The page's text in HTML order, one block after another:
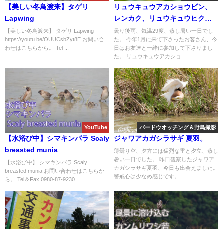
【美しい冬鳥渡来】タゲリ
Lapwing
【美しい冬鳥渡来】 タゲリ Lapwing
https://youtu.be/OUUCsbZyt8E お問い合
わせはこちらから。 Tel ...
リュウキュウアカショウビン、
レンカク、リュウキュウヒクイ
ナ、オオクイナ雄、タマシギ等
など盛り沢山のバードウオッチ
ング＆野鳥撮影ガイド!!
曇り後雨、気温29度、蒸し暑い一日でし
た。 今年1月に来て下さったお客さん、今
日はお友達と一緒に参加して下さりまし
た。 リュウキュウアカショ...
YouTube
【水浴び中】シマキンパラ Scaly
breasted munia
【水浴び中】 シマキンパラ Scaly
breasted munia お問い合わせはこちらか
ら。 Tel＆Fax 0980-87-9230...
バードウオッチング＆野鳥撮影
ジャワアカガシラサギ 夏羽。
薄曇り空、夕方には猛烈な雷と夕立、蒸し
暑い一日でした。 昨日観察したジャワア
カガシラサギ夏羽、今日も出会えました。
警戒心は少なめ感じです。...